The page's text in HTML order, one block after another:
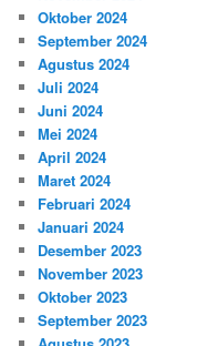
Oktober 2024
September 2024
Agustus 2024
Juli 2024
Juni 2024
Mei 2024
April 2024
Maret 2024
Februari 2024
Januari 2024
Desember 2023
November 2023
Oktober 2023
September 2023